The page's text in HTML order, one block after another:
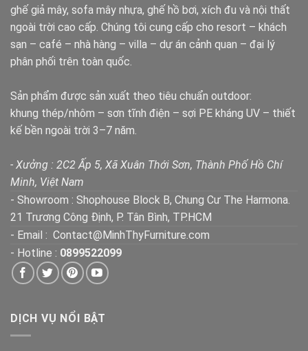
ghế giả mây, sofa mây nhựa, ghế hồ bơi, xích đu và nội thất
ngoài trời cao cấp. Chúng tôi cung cấp cho resort – khách
sạn – café – nhà hàng – villa – dự án cảnh quan – đại lý
phân phối trên toàn quốc.
Sản phẩm được sản xuất theo tiêu chuẩn outdoor:
khung thép/nhôm – sơn tĩnh điện – sợi PE kháng UV – thiết
kế bền ngoài trời 3–7 năm.
- Xưởng : 2C2 Ấp 5, Xã Xuân Thới Sơn, Thành Phố Hồ Chí
Minh, Việt Nam
- Showroom : Shophouse Block B, Chung Cư The Harmona.
21 Trương Công Định, P. Tân Bình, TP.HCM
- Email : Contact@MinhThyFurniture.com
- Hotline : 0899522099
DỊCH VỤ NỔI BẬT